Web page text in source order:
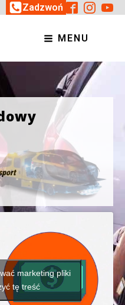
Zadzwoń
MENU
marketing pliki
tę treść